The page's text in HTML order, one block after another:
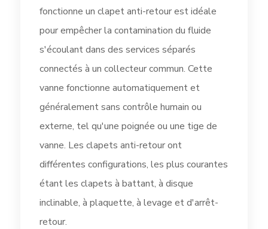
fonctionne un clapet anti-retour est idéale
pour empêcher la contamination du fluide
s'écoulant dans des services séparés
connectés à un collecteur commun. Cette
vanne fonctionne automatiquement et
généralement sans contrôle humain ou
externe, tel qu'une poignée ou une tige de
vanne. Les clapets anti-retour ont
différentes configurations, les plus courantes
étant les clapets à battant, à disque
inclinable, à plaquette, à levage et d'arrêt-
retour.